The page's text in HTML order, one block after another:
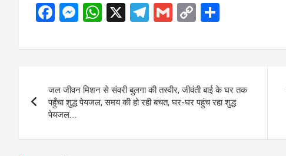
F
ce
o
o
k
M
se
g
er
W
at
A
p
X
T
e
a
m
G
ail
C
py
n
k
ar
navigation
जल जीवन मिशन से संवरी बुलगा की तस्वीर, जीवंती बाई के घर तक
पहुँचा शुद्ध पेयजल, समय की हो रही बचत, घर-घर पहुंच रहा शुद्ध
पेयजल….